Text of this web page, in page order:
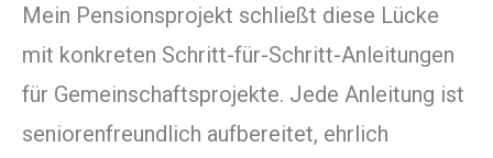
Mein Pensionsprojekt schließt diese Lücke
mit konkreten Schritt-für-Schritt-Anleitungen
für Gemeinschaftsprojekte. Jede Anleitung ist
seniorenfreundlich aufbereitet, ehrlich